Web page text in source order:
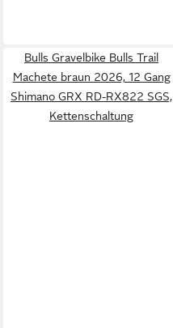
Bulls Gravelbike Bulls Trail
Machete braun 2026, 12 Gang
Shimano GRX RD-RX822 SGS,
Kettenschaltung